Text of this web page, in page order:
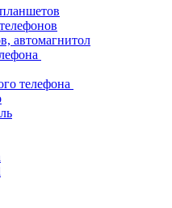
автомагнитол
телефона